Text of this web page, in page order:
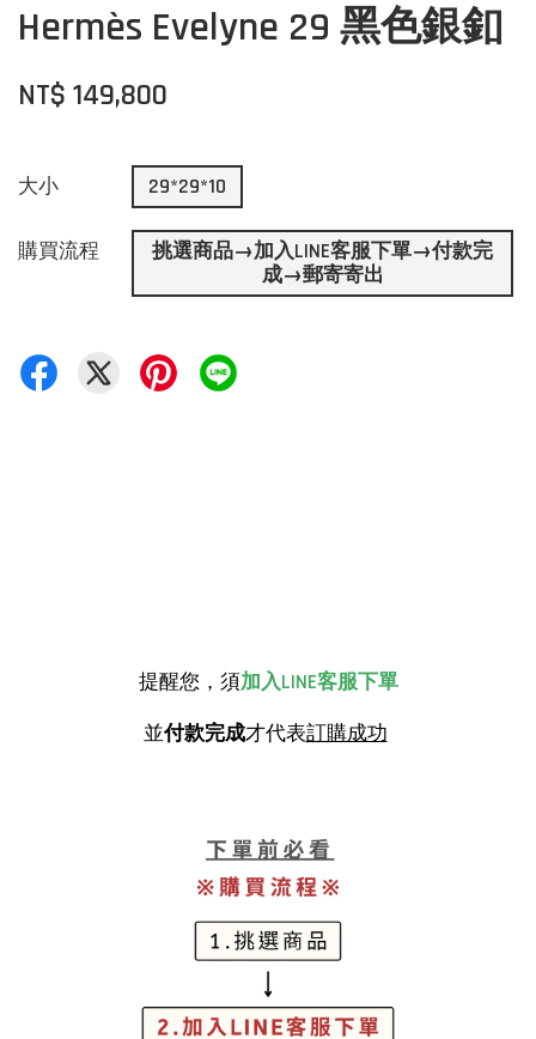
Hermès Evelyne 29 黑色銀釦
NT$ 149,800
大小 29*29*10
購買流程
挑選商品→加入LINE客服下單→付款完
成→郵寄寄出
提醒您，須加入LINE客服下單
並付款完成才代表訂購成功